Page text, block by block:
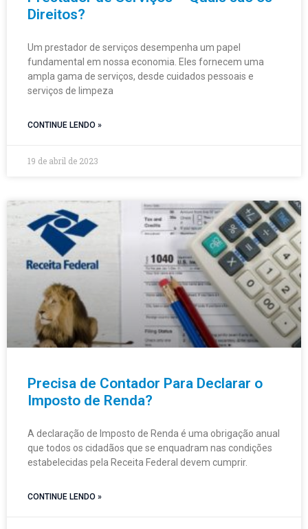
Direitos?
Um prestador de serviços desempenha um papel
fundamental em nossa economia. Eles fornecem uma
ampla gama de serviços, desde cuidados pessoais e
serviços de limpeza
CONTINUE LENDO »
19 de abril de 2023
Precisa de Contador Para Declarar o
Imposto de Renda?
A declaração de Imposto de Renda é uma obrigação anual
que todos os cidadãos que se enquadram nas condições
estabelecidas pela Receita Federal devem cumprir.
CONTINUE LENDO »